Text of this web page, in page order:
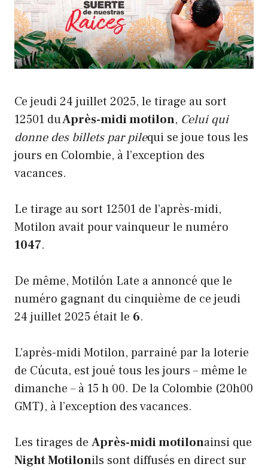
Ce jeudi 24 juillet 2025, le tirage au sort
12501 duAprès-midi motilon, Celui qui
donne des billets par pilequi se joue tous les
jours en Colombie, à l’exception des
vacances.
Le tirage au sort 12501 de l’après-midi,
Motilon avait pour vainqueur le numéro
1047.
De même, Motilón Late a annoncé que le
numéro gagnant du cinquième de ce jeudi
24 juillet 2025 était le 6.
L’après-midi Motilon, parrainé par la loterie
de Cúcuta, est joué tous les jours – même le
dimanche – à 15 h 00. De la Colombie (20h00
GMT), à l’exception des vacances.
Les tirages de Après-midi motilonainsi que
Night Motilonils sont diffusés en direct sur